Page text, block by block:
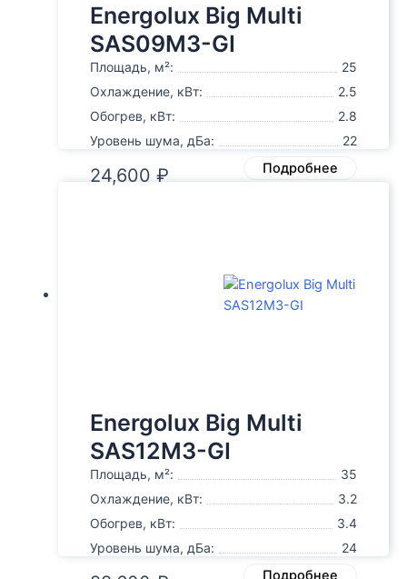
Energolux Big Multi
SAS09M3-GI
Площадь, м²:
25
Охлаждение, кВт:
2.5
Обогрев, кВт:
2.8
Уровень шума, дБа:
22
24,600 ₽ Подробнее
Energolux Big Multi
SAS12M3-GI
Площадь, м²:
35
Охлаждение, кВт:
3.2
Обогрев, кВт:
3.4
Уровень шума, дБа:
24
Подробнее